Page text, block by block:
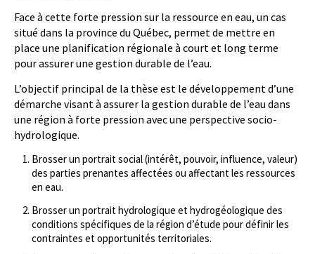
Face à cette forte pression sur la ressource en eau, un cas
situé dans la province du Québec, permet de mettre en
place une planification régionale à court et long terme
pour assurer une gestion durable de l’eau.
L’objectif principal de la thèse est le développement d’une
démarche visant à assurer la gestion durable de l’eau dans
une région à forte pression avec une perspective socio-
hydrologique.
Brosser un portrait social (intérêt, pouvoir, influence, valeur)
des parties prenantes affectées ou affectant les ressources
en eau.
Brosser un portrait hydrologique et hydrogéologique des
conditions spécifiques de la région d’étude pour définir les
contraintes et opportunités territoriales.